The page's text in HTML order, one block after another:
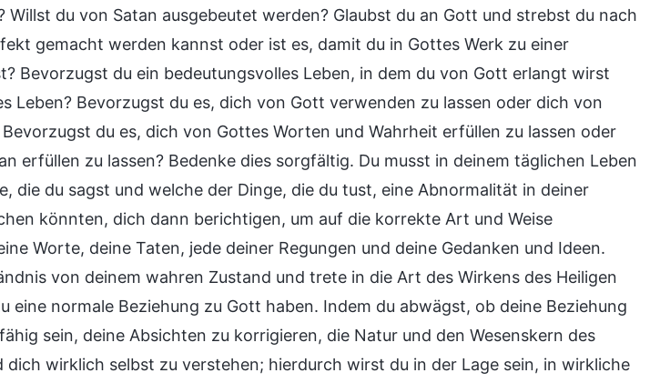
Willst du von Satan ausgebeutet werden? Glaubst du an Gott und strebst du nach
gemacht werden kannst oder ist es, damit du in Gottes Werk zu einer
Bevorzugst du ein bedeutungsvolles Leben, in dem du von Gott erlangt wirst
Leben? Bevorzugst du es, dich von Gott verwenden zu lassen oder dich von
du es, dich von Gottes Worten und Wahrheit erfüllen zu lassen oder
erfüllen zu lassen? Bedenke dies sorgfältig. Du musst in deinem täglichen Leben
die du sagst und welche der Dinge, die du tust, eine Abnormalität in deiner
könnten, dich dann berichtigen, um auf die korrekte Art und Weise
Worte, deine Taten, jede deiner Regungen und deine Gedanken und Ideen.
von deinem wahren Zustand und trete in die Art des Wirkens des Heiligen
eine normale Beziehung zu Gott haben. Indem du abwägst, ob deine Beziehung
sein, deine Absichten zu korrigieren, die Natur und den Wesenskern des
dich wirklich selbst zu verstehen; hierdurch wirst du in der Lage sein, in wirkliche